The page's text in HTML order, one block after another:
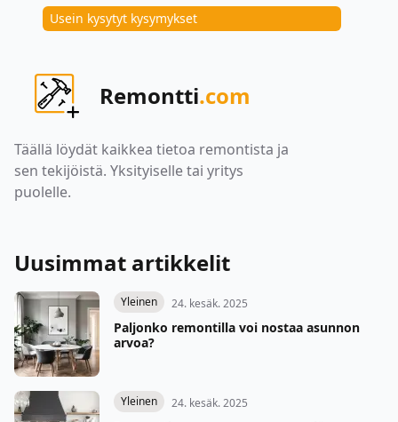
Usein kysytyt kysymykset
Remontti.com
Täällä löydät kaikkea tietoa remontista ja
sen tekijöistä. Yksityiselle tai yritys
puolelle.
Uusimmat artikkelit
Yleinen 24. kesäk. 2025
Paljonko remontilla voi nostaa asunnon
arvoa?
Yleinen 24. kesäk. 2025